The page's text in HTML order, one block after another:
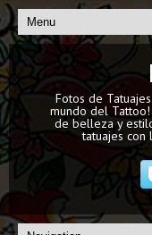
Fotos de
mundo del
de belleza y
tatuajes con